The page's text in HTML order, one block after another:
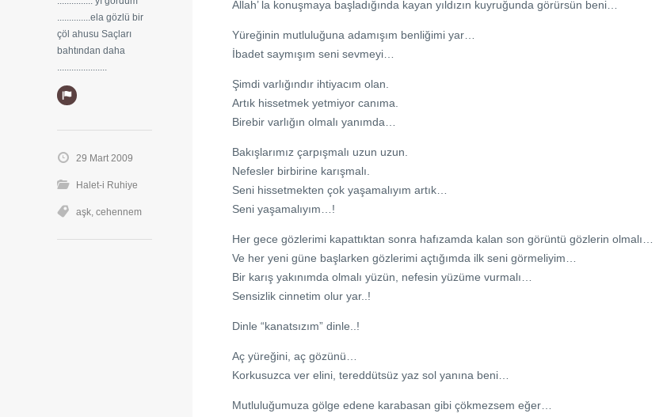
Allah’ la konuşmaya başladığında kayan yıldızın kuyruğunda görürsün beni…
Yüreğinin mutluluğuna adamışım benliğimi yar…
İbadet saymışım seni sevmeyi…
Şimdi varlığındır ihtiyacım olan.
Artık hissetmek yetmiyor canıma.
Birebir varlığın olmalı yanımda…
Bakışlarımız çarpışmalı uzun uzun.
Nefesler birbirine karışmalı.
Seni hissetmekten çok yaşamalıyım artık…
Seni yaşamalıyım…!
Her gece gözlerimi kapattıktan sonra hafızamda kalan son görüntü gözlerin olmalı…
Ve her yeni güne başlarken gözlerimi açtığımda ilk seni görmeliyim…
Bir karış yakınımda olmalı yüzün, nefesin yüzüme vurmalı…
Sensizlik cinnetim olur yar..!
Dinle “kanatsızım” dinle..!
Aç yüreğini, aç gözünü…
Korkusuzca ver elini, tereddütsüz yaz sol yanına beni…
Mutluluğumuza gölge edene karabasan gibi çökmezsem eğer…
..............ela gözlü bir
çöl ahusu Saçları
bahtından daha
29 Mart 2009
Halet-i Ruhiye
aşk cehennem